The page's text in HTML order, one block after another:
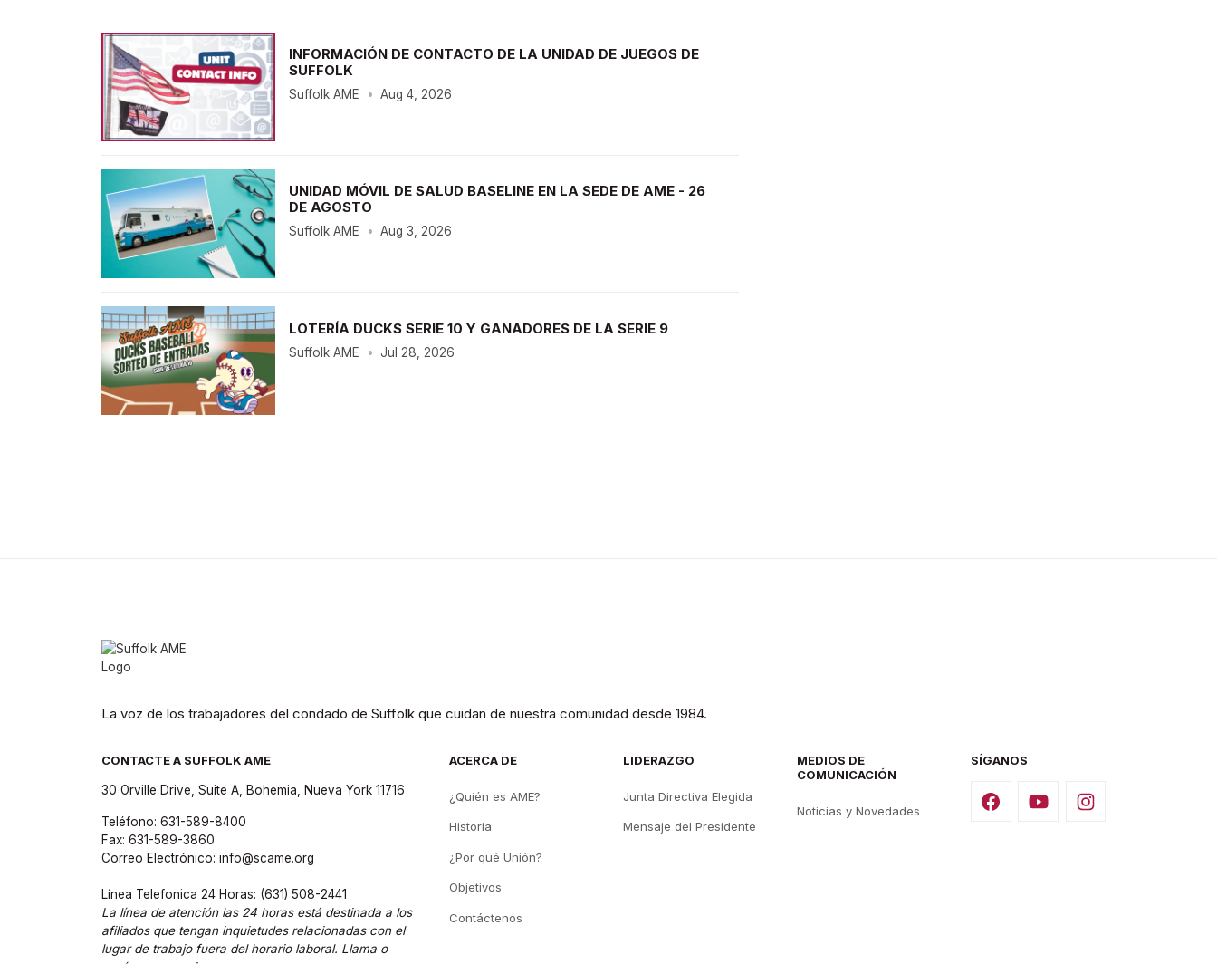
INFORMACIÓN DE CONTACTO DE LA UNIDAD DE JUEGOS DE
SUFFOLK
Suffolk AME • Aug 4, 2026
UNIDAD MÓVIL DE SALUD BASELINE EN LA SEDE DE AME - 26
DE AGOSTO
Suffolk AME • Aug 3, 2026
LOTERÍA DUCKS SERIE 10 Y GANADORES DE LA SERIE 9
Suffolk AME • Jul 28, 2026
La voz de los trabajadores del condado de Suffolk que cuidan de nuestra comunidad desde 1984.
CONTACTE A SUFFOLK AME
30 Orville Drive, Suite A, Bohemia, Nueva York 11716
Teléfono: 631-589-8400
Fax: 631-589-3860
Correo Electrónico: info@scame.org
Línea Telefonica 24 Horas: (631) 508-2441
La línea de atención las 24 horas está destinada a los
afiliados que tengan inquietudes relacionadas con el
lugar de trabajo fuera del horario laboral. Llama o
ACERCA DE
¿Quién es AME?
Historia
¿Por qué Unión?
Objetivos
Contáctenos
LIDERAZGO
Junta Directiva Elegida
Mensaje del Presidente
MEDIOS DE
COMUNICACIÓN
Noticias y Novedades
SÍGANOS